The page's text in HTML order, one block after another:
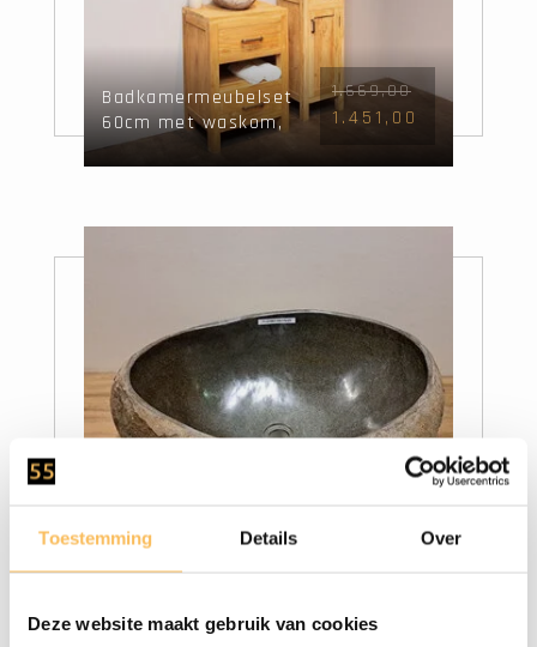
Toestemming Details Over
Deze website maakt gebruik van cookies
Badkamermeubelset
60cm met waskom,
kast & spiegel
Naturel
1.669,00
1.451,00
Wasbak natuursteen -
64x54x25cm - FL22965
375,00